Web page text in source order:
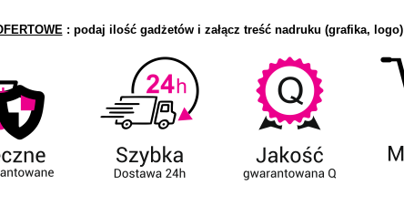
: podaj ilość gadżetów i załącz treść nadruku (grafika, logo)